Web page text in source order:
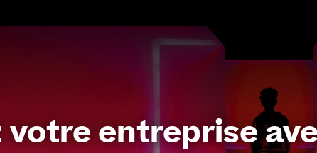
votre entreprise